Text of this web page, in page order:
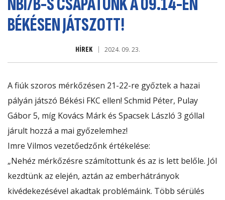
BÉKÉSEN JÁTSZOTT!
HÍREK 2024. 09. 23.
A fiúk szoros mérkőzésen 21-22-re győztek a hazai
pályán játszó Békési FKC ellen! Schmid Péter, Pulay
Gábor 5, míg Kovács Márk és Spacsek László 3 góllal
járult hozzá a mai győzelemhez!
Imre Vilmos vezetőedzőnk értékelése:
„Nehéz mérkőzésre számítottunk és az is lett belőle. Jól
kezdtünk az elején, aztán az emberhátrányok
kivédekezésével akadtak problémáink. Több sérülés